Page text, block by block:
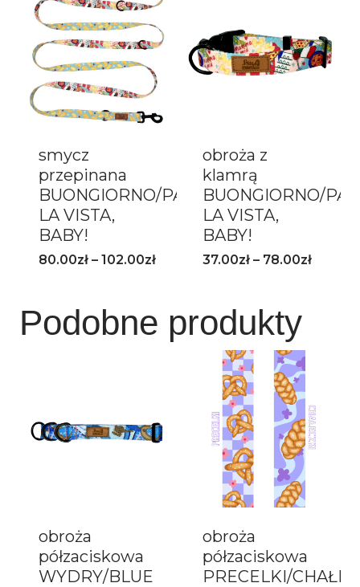
smycz
przepinana
BUONGIORNO/PASTA
LA VISTA,
BABY!
80.00zł – 102.00zł
obroża z
klamrą
BUONGIORNO/
LA VISTA,
BABY!
37.00zł – 78.00zł
Podobne produkty
obroża
półzaciskowa
WYDRY/BLUE
obroża
półzaciskowa
PRECELKI/